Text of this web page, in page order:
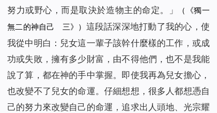
努力或野心，而是取決於造物主的命定。
」
（《獨一
無二的神自己 三》） 這段話深深地打動了我的心，使
我從中明白：兒女這一輩子該幹什麼樣的工作，或成
功或失敗，擁有多少財富，由不得他們，也不是我能
說了算，都在神的手中掌握。即使我再為兒女擔心，
也改變不了兒女的命運。仔細想想，很多人都想憑自
己的努力來改變自己的命運，追求出人頭地、光宗耀